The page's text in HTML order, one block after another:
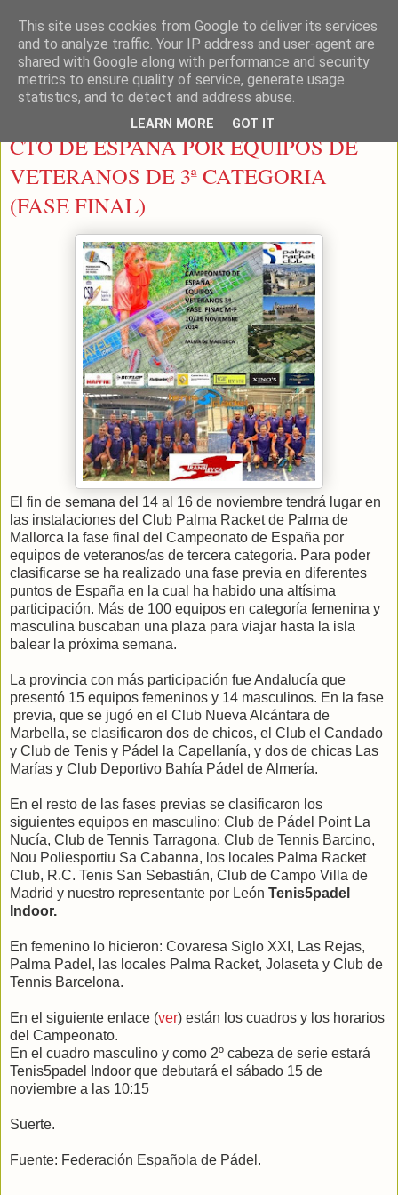
LEON PADEL
martes, 11 de noviembre de 2014
CTO DE ESPAÑA POR EQUIPOS DE
VETERANOS DE 3ª CATEGORIA
(FASE FINAL)
El fin de semana del 14 al 16 de noviembre tendrá lugar en
las instalaciones del Club Palma Racket de Palma de
Mallorca la fase final del Campeonato de España por
equipos de veteranos/as de tercera categoría. Para poder
clasificarse se ha realizado una fase previa en diferentes
puntos de España en la cual ha habido una altísima
participación. Más de 100 equipos en categoría femenina y
masculina buscaban una plaza para viajar hasta la isla
balear la próxima semana.
La provincia con más participación fue Andalucía que
presentó 15 equipos femeninos y 14 masculinos. En la fase
previa, que se jugó en el Club Nueva Alcántara de
Marbella, se clasificaron dos de chicos, el Club el Candado
y Club de Tenis y Pádel la Capellanía, y dos de chicas Las
Marías y Club Deportivo Bahía Pádel de Almería.
En el resto de las fases previas se clasificaron los
siguientes equipos en masculino: Club de Pádel Point La
Nucía, Club de Tennis Tarragona, Club de Tennis Barcino,
Nou Poliesportiu Sa Cabanna, los locales Palma Racket
Club, R.C. Tenis San Sebastián, Club de Campo Villa de
Madrid y nuestro representante por León Tenis5padel
Indoor.
En femenino lo hicieron: Covaresa Siglo XXI, Las Rejas,
Palma Padel, las locales Palma Racket, Jolaseta y Club de
Tennis Barcelona.
En el siguiente enlace (ver) están los cuadros y los horarios
del Campeonato.
En el cuadro masculino y como 2º cabeza de serie estará
Tenis5padel Indoor que debutará el sábado 15 de
noviembre a las 10:15
Suerte.
Fuente: Federación Española de Pádel.
This site uses cookies from Google to deliver its services
and to analyze traffic. Your IP address and user-agent are
shared with Google along with performance and security
metrics to ensure quality of service, generate usage
statistics, and to detect and address abuse.
LEARN MORE GOT IT